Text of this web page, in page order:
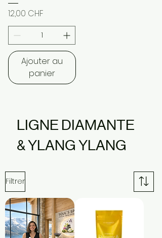
Prix
12,00 CHF
Ajouter au
panier
LIGNE DIAMANTE
& YLANG YLANG
Filtrer